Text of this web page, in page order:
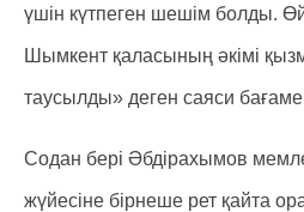
үшін күтпеген шешім болды.
Шымкент қаласының әкімі
таусылды» деген саяси
Содан бері Әбдірахымов
жүйесіне бірнеше рет қайта